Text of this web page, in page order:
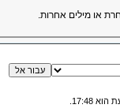
או מילים אחרות.
17:48